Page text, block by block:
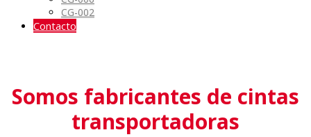
CG-002
Contacto
Somos fabricantes de cintas
transportadoras